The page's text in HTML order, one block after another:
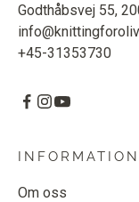
Godthåbsvej 55,
+45-31353730
Om oss